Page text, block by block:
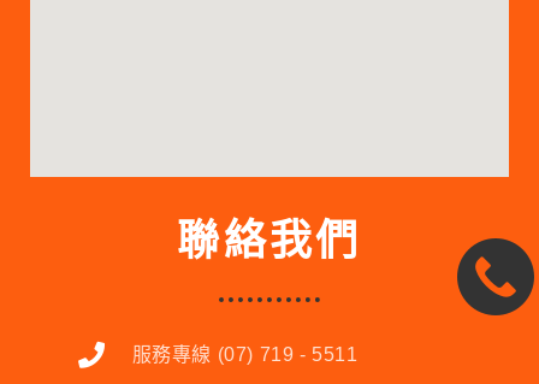
聯絡我們
服務專線 (07) 719 - 5511